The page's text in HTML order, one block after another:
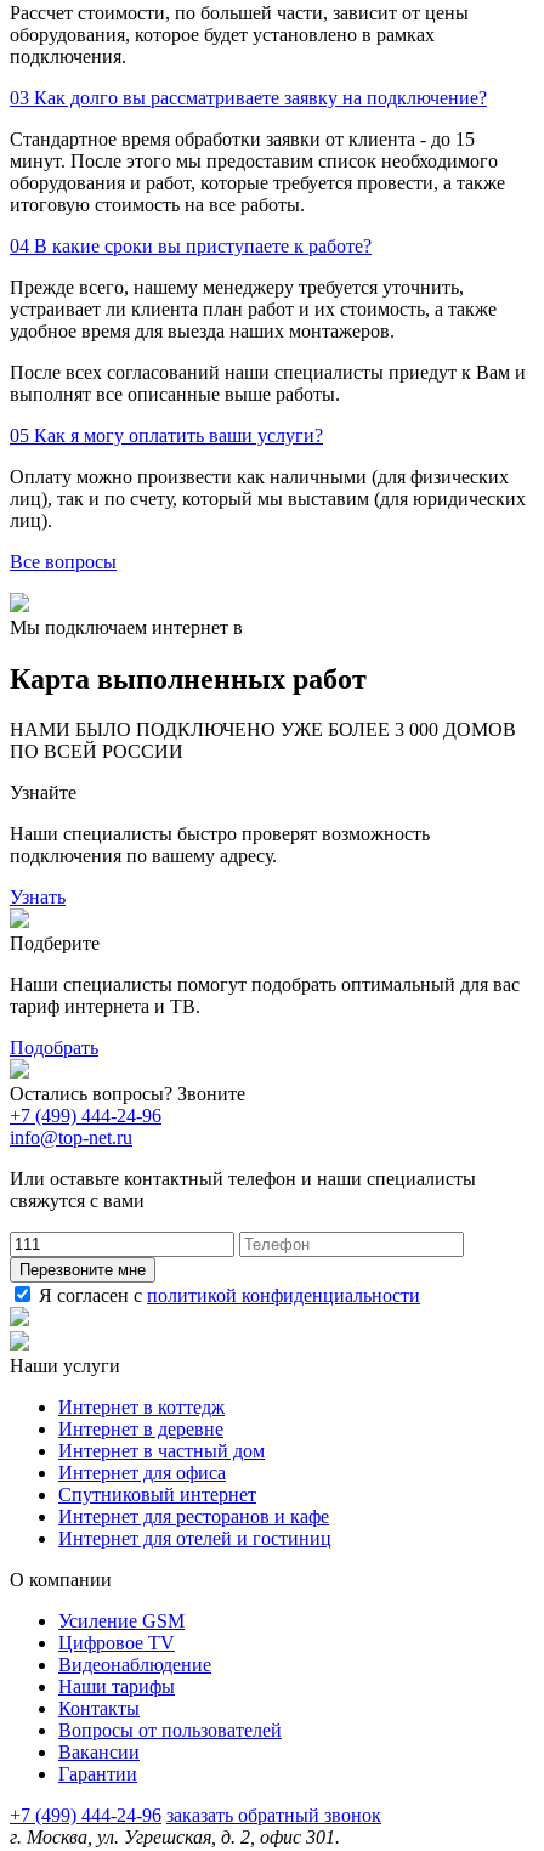
Рассчет стоимости, по большей части, зависит от цены
оборудования, которое будет установлено в рамках
подключения.
03 Как долго вы рассматриваете заявку на подключение?
Стандартное время обработки заявки от клиента - до 15
минут. После этого мы предоставим список необходимого
оборудования и работ, которые требуется провести, а также
итоговую стоимость на все работы.
04 В какие сроки вы приступаете к работе?
Прежде всего, нашему менеджеру требуется уточнить,
устраивает ли клиента план работ и их стоимость, а также
удобное время для выезда наших монтажеров.
После всех согласований наши специалисты приедут к Вам и
выполнят все описанные выше работы.
05 Как я могу оплатить ваши услуги?
Оплату можно произвести как наличными (для физических
лиц), так и по счету, который мы выставим (для юридических
лиц).
Все вопросы
Мы подключаем интернет в
Карта выполненных работ
НАМИ БЫЛО ПОДКЛЮЧЕНО УЖЕ БОЛЕЕ 3 000 ДОМОВ
ПО ВСЕЙ РОССИИ
57
163
29
99
78
48
Узнайте
Наши специалисты быстро проверят возможность
подключения по вашему адресу.
Узнать
Подберите
Наши специалисты помогут подобрать оптимальный для вас
тариф интернета и ТВ.
Подобрать
Остались вопросы? Звоните
+7 (499) 444-24-96
info@top-net.ru
Или оставьте контактный телефон и наши специалисты
свяжутся с вами
Перезвоните мне
Я согласен с политикой конфиденциальности
Наши услуги
Интернет в коттедж
Интернет в деревне
Интернет в частный дом
Интернет для офиса
Спутниковый интернет
Интернет для ресторанов и кафе
Интернет для отелей и гостиниц
О компании
Усиление GSM
Цифровое TV
Видеонаблюдение
Наши тарифы
Контакты
Вопросы от пользователей
Вакансии
Гарантии
+7 (499) 444-24-96 заказать обратный звонок
г. Москва, ул. Угрешская, д. 2, офис 301.